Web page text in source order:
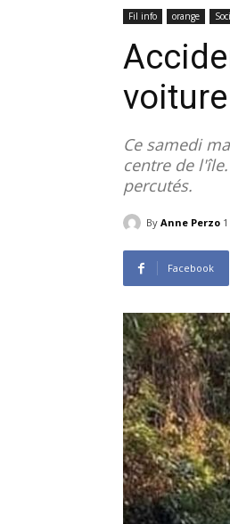
Fil info orange
Ce samedi
centre de
percutés.
By Anne Perzo
Facebook